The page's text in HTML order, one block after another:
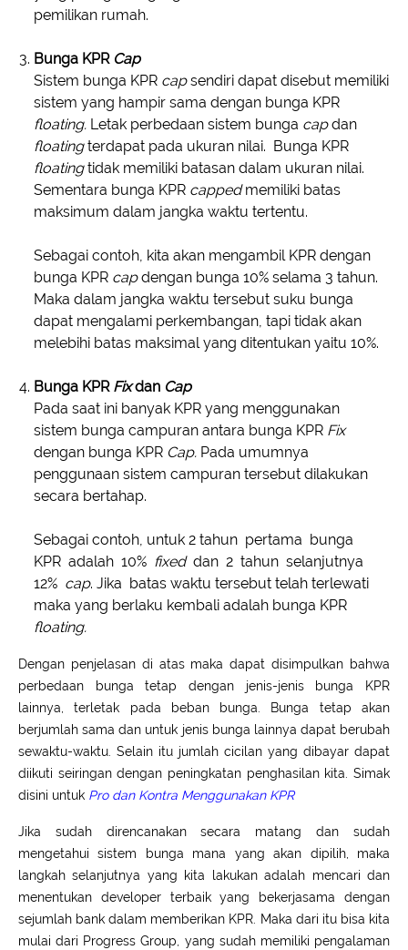
pemilikan rumah.
Bunga KPR Cap
Sistem bunga KPR capsendiri dapat disebut memiliki
sistem yang hampir sama dengan bunga KPR
floating. Letak perbedaan sistem bunga capdan
floatingterdapat pada ukuran nilai. Bunga KPR
floatingtidak memiliki batasan dalam ukuran nilai.
Sementara bunga KPR cappedmemiliki batas
maksimum dalam jangka waktu tertentu.
Sebagai contoh, kita akan mengambil KPR dengan
bunga KPR capdengan bunga 10% selama 3 tahun.
Maka dalam jangka waktu tersebut suku bunga
dapat mengalami perkembangan, tapi tidak akan
melebihi batas maksimal yang ditentukan yaitu 10%.
Bunga KPR Fixdan Cap
Pada saat ini banyak KPR yang menggunakan
sistem bunga campuran antara bunga KPR Fix
dengan bunga KPR Cap. Pada umumnya
penggunaan sistem campuran tersebut dilakukan
secara bertahap.
Sebagai contoh, untuk 2 tahun pertama bunga
KPR adalah 10% fixeddan 2 tahun selanjutnya
12% cap. Jika batas waktu tersebut telah terlewati
maka yang berlaku kembali adalah bunga KPR
floating.
Dengan penjelasan di atas maka dapat disimpulkan bahwa
perbedaan bunga tetap dengan jenis-jenis bunga KPR
lainnya, terletak pada beban bunga. Bunga tetap akan
berjumlah sama dan untuk jenis bunga lainnya dapat berubah
sewaktu-waktu. Selain itu jumlah cicilan yang dibayar dapat
diikuti seiringan dengan peningkatan penghasilan kita. Simak
disini untuk Pro dan Kontra Menggunakan KPR
Jika sudah direncanakan secara matang dan sudah
mengetahui sistem bunga mana yang akan dipilih, maka
langkah selanjutnya yang kita lakukan adalah mencari dan
menentukan developer terbaik yang bekerjasama dengan
sejumlah bank dalam memberikan KPR. Maka dari itu bisa kita
mulai dari Progress Group, yang sudah memiliki pengalaman